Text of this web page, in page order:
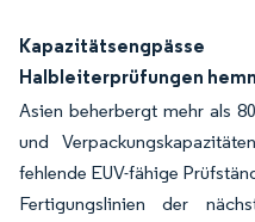
Halbleiterprüfungen
Asien beherbergt mehr als
und
fehlende EUV-fähige
Fertigungslinien der